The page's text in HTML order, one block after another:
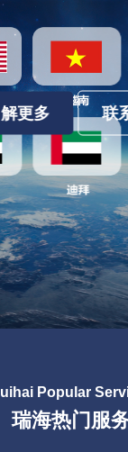
更多 联
Popular
瑞海热门服